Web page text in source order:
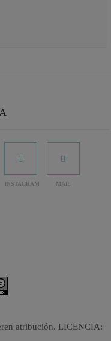
INSTAGRAM MAIL
atribución. LICENCIA: